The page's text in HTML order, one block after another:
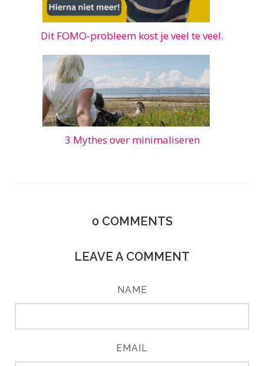
Dit FOMO-probleem kost je veel te veel.
3 Mythes over minimaliseren
0 COMMENTS
LEAVE A COMMENT
NAME
EMAIL